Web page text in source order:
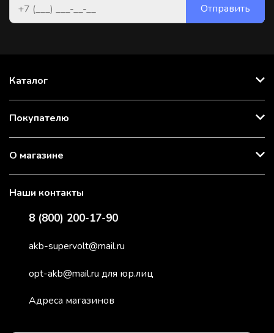
Каталог
Покупателю
О магазине
Наши контакты
8 (800) 200-17-90
akb-supervolt@mail.ru
opt-akb@mail.ru для юр.лиц
Адреса магазинов